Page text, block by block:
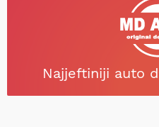
Najjeftiniji auto